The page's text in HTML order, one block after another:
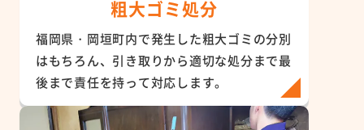
粗大ゴミ処分
福岡県・岡垣町内で発生した粗大ゴミの分別
はもちろん、引き取りから適切な処分まで最
後まで責任を持って対応します。